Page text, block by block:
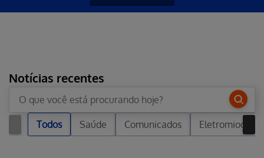
Notícias recentes
Todos Saúde Comunicados